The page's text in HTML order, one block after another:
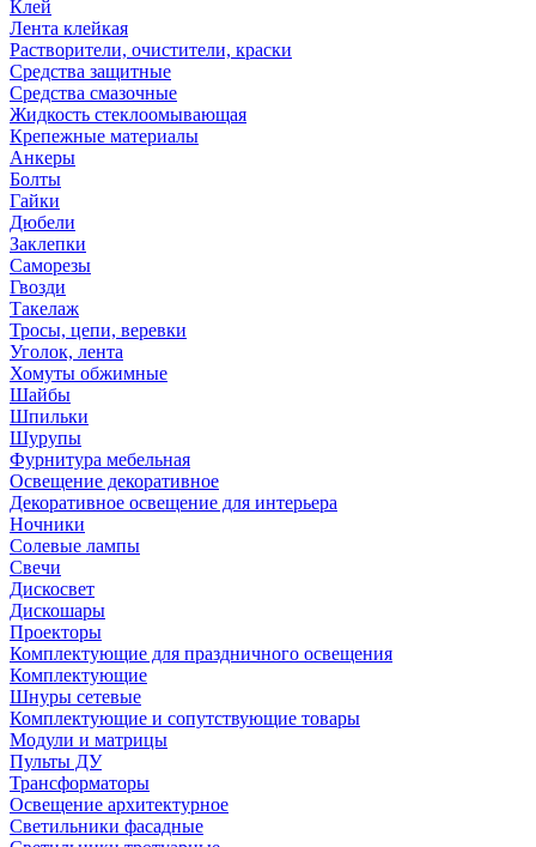
Клей
Лента клейкая
Растворители, очистители, краски
Средства защитные
Средства смазочные
Жидкость стеклоомывающая
Крепежные материалы
Анкеры
Болты
Гайки
Дюбели
Заклепки
Саморезы
Гвозди
Такелаж
Тросы, цепи, веревки
Уголок, лента
Хомуты обжимные
Шайбы
Шпильки
Шурупы
Фурнитура мебельная
Освещение декоративное
Декоративное освещение для интерьера
Ночники
Солевые лампы
Свечи
Дискосвет
Дискошары
Проекторы
Комплектующие для праздничного освещения
Комплектующие
Шнуры сетевые
Комплектующие и сопутствующие товары
Модули и матрицы
Пульты ДУ
Трансформаторы
Освещение архитектурное
Светильники фасадные